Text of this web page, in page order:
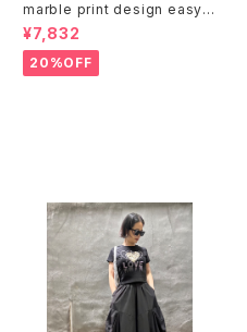
marble print design easy p
ants パンツ イージーパンツ ゴ
ムウエスト マーブル プリント
¥7,832
20%OFF